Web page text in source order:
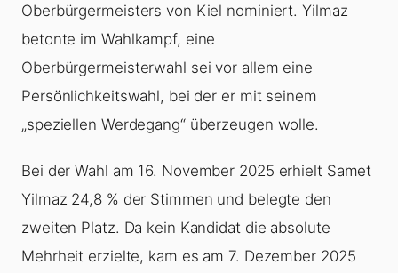
Oberbürgermeisters von Kiel nominiert. Yilmaz
betonte im Wahlkampf, eine
Oberbürgermeisterwahl sei vor allem eine
Persönlichkeitswahl, bei der er mit seinem
„speziellen Werdegang“ überzeugen wolle.
Bei der Wahl am 16. November 2025 erhielt Samet
Yilmaz 24,8 % der Stimmen und belegte den
zweiten Platz. Da kein Kandidat die absolute
Mehrheit erzielte, kam es am 7. Dezember 2025